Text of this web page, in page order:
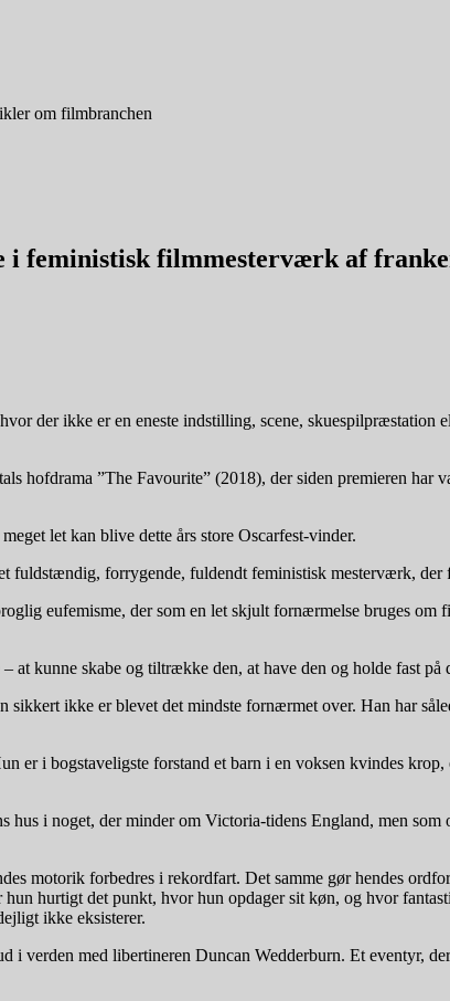
om filmbranchen
feministisk filmmesterværk af
der ikke er en eneste indstilling, scene, skuespilpræstation
hofdrama ”The Favourite” (2018), der siden premieren
let kan blive dette års store Oscarfest-vinder.
fuldstændig, forrygende, fuldendt feministisk mesterværk, der
eufemisme, der som en let skjult fornærmelse bruges
at kunne skabe og tiltrække den, at have den og holde fast
sikkert ikke er blevet det mindste fornærmet over. Han har
er i bogstaveligste forstand et barn i en voksen kvindes
i noget, der minder om Victoria-tidens England, men
motorik forbedres i rekordfart. Det samme gør hendes
hurtigt det punkt, hvor hun opdager sit køn, og hvor
ikke eksisterer.
i verden med libertineren Duncan Wedderburn. Et eventyr,